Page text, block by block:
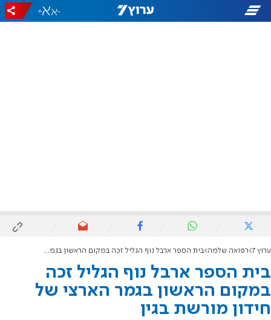
-
+
ערוץ 7 רפואה שלמה בית הספר ארבל נוף הגליל זכה במקום הראשון בגמר הארצי של חידון מורשת בגין
בית הספר ארבל נוף הגליל זכה
במקום הראשון בגמר הארצי של
חידון מורשת בגין